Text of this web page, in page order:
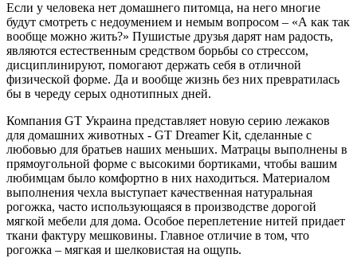
Если у человека нет домашнего питомца, на него многие
будут смотреть с недоумением и немым вопросом – «А как так
вообще можно жить?» Пушистые друзья дарят нам радость,
являются естественным средством борьбы со стрессом,
дисциплинируют, помогают держать себя в отличной
физической форме. Да и вообще жизнь без них превратилась
бы в череду серых однотипных дней.
Компания GT Украина представляет новую серию лежаков
для домашних животных - GT Dreamer Kit, сделанные с
любовью для братьев наших меньших. Матрацы выполнены в
прямоугольной форме с высокими бортиками, чтобы вашим
любимцам было комфортно в них находиться. Материалом
выполнения чехла выступает качественная натуральная
рогожка, часто использующаяся в производстве дорогой
мягкой мебели для дома. Особое переплетение нитей придает
ткани фактуру мешковины. Главное отличие в том, что
рогожка – мягкая и шелковистая на ощупь.